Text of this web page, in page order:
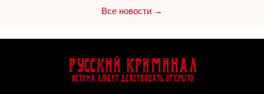
Все новости →
Русский Криминал
Истина любит действовать открыто